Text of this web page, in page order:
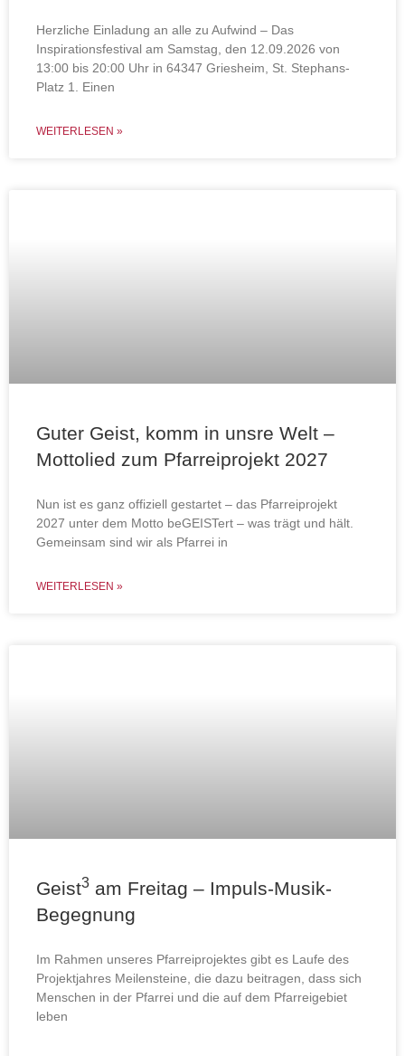
Herzliche Einladung an alle zu Aufwind – Das
Inspirationsfestival am Samstag, den 12.09.2026 von
13:00 bis 20:00 Uhr in 64347 Griesheim, St. Stephans-
Platz 1. Einen
WEITERLESEN »
Guter Geist, komm in unsre Welt –
Mottolied zum Pfarreiprojekt 2027
Nun ist es ganz offiziell gestartet – das Pfarreiprojekt
2027 unter dem Motto beGEISTert – was trägt und hält.
Gemeinsam sind wir als Pfarrei in
WEITERLESEN »
Geist3 am Freitag – Impuls-Musik-
Begegnung
Im Rahmen unseres Pfarreiprojektes gibt es Laufe des
Projektjahres Meilensteine, die dazu beitragen, dass sich
Menschen in der Pfarrei und die auf dem Pfarreigebiet
leben